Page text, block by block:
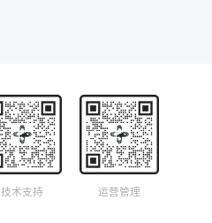
技术支持 运营管理